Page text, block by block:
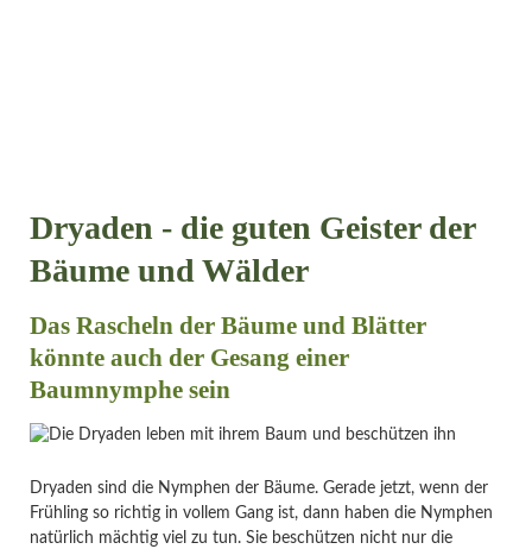
Dryaden - die guten Geister der
Bäume und Wälder
Das Rascheln der Bäume und Blätter
könnte auch der Gesang einer
Baumnymphe sein
Dryaden sind die Nymphen der Bäume. Gerade jetzt, wenn der
Frühling so richtig in vollem Gang ist, dann haben die Nymphen
natürlich mächtig viel zu tun. Sie beschützen nicht nur die